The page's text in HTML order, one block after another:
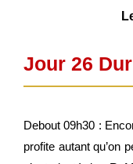
Jour 26
Debout 09h30 :
profite autant qu’on